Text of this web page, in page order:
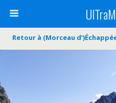
Retour à (Morceau